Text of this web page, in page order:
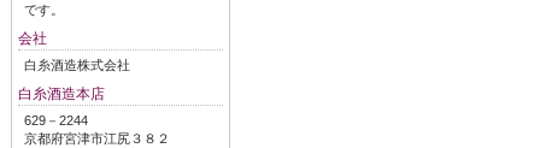
です。
会社
白糸酒造株式会社
白糸酒造本店
629－2244
京都府宮津市江尻３８２